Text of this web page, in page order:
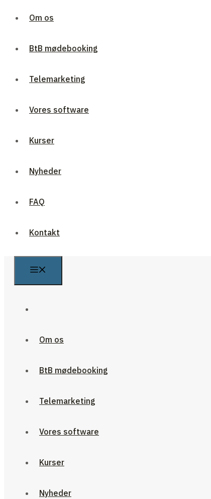
Om os
BtB mødebooking
Telemarketing
Vores software
Kurser
Nyheder
FAQ
Kontakt
Om os
BtB mødebooking
Telemarketing
Vores software
Kurser
Nyheder